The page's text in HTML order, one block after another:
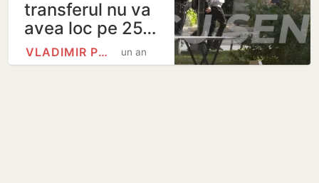
transferul nu va
avea loc pe 25…
un an
VLADIMIR PLAHOTNIUC